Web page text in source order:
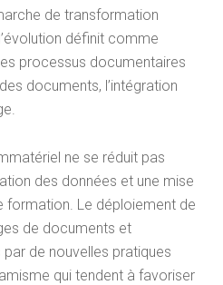
de transformation
définit comme
processus documentaires
documents, l’intégration
ne se réduit pas
des données et une mise
formation. Le déploiement de
de documents et
de nouvelles pratiques
qui tendent à favoriser